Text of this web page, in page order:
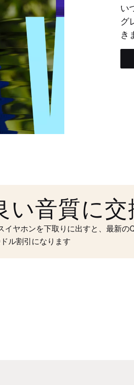
い
グ
き
い音質に交
イヤホンを下取りに出すと、最新の
ル割引になります